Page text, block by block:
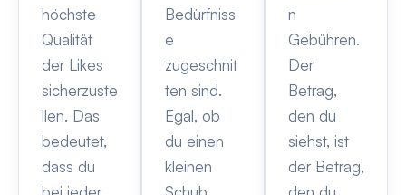
höchste
Qualität
der Likes
sicherzuste
llen. Das
bedeutet,
dass du
Bedürfniss
e
zugeschnit
ten sind.
Egal, ob
du einen
kleinen
n
Gebühren.
Der
Betrag,
den du
siehst, ist
der Betrag,